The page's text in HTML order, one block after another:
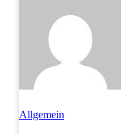
Allgemein